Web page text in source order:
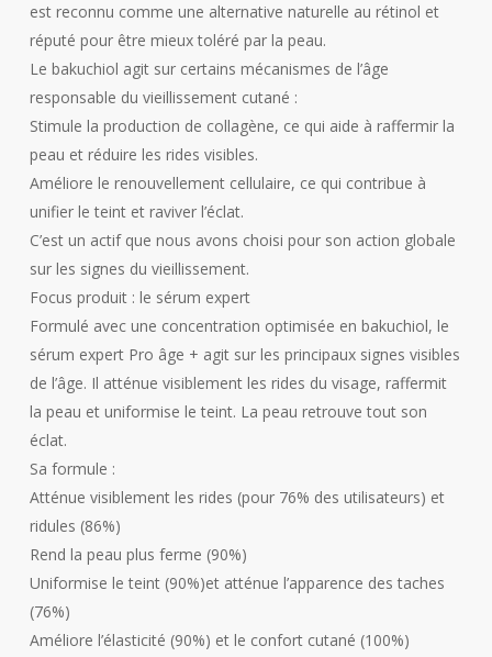
est reconnu comme une alternative naturelle au rétinol et
réputé pour être mieux toléré par la peau.
Le bakuchiol agit sur certains mécanismes de l’âge
responsable du vieillissement cutané :
Stimule la production de collagène, ce qui aide à raffermir la
peau et réduire les rides visibles.
Améliore le renouvellement cellulaire, ce qui contribue à
unifier le teint et raviver l’éclat.
C’est un actif que nous avons choisi pour son action globale
sur les signes du vieillissement.
Focus produit : le sérum expert
Formulé avec une concentration optimisée en bakuchiol, le
sérum expert Pro âge + agit sur les principaux signes visibles
de l’âge. Il atténue visiblement les rides du visage, raffermit
la peau et uniformise le teint. La peau retrouve tout son
éclat.
Sa formule :
Atténue visiblement les rides (pour 76% des utilisateurs) et
ridules (86%)
Rend la peau plus ferme (90%)
Uniformise le teint (90%)et atténue l’apparence des taches
(76%)
Améliore l’élasticité (90%) et le confort cutané (100%)